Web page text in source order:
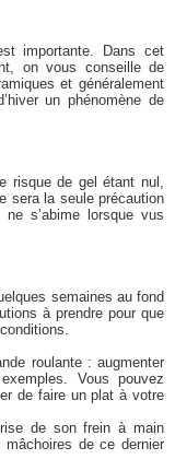
importante. Dans cet
on vous conseille de
et généralement
un phénomène de
risque de gel étant nul,
sera la seule précaution
s’abime lorsque vus
semaines au fond
à prendre pour que
roulante : augmenter
Vous pouvez
de faire un plat à votre
de son frein à main
de ce dernier